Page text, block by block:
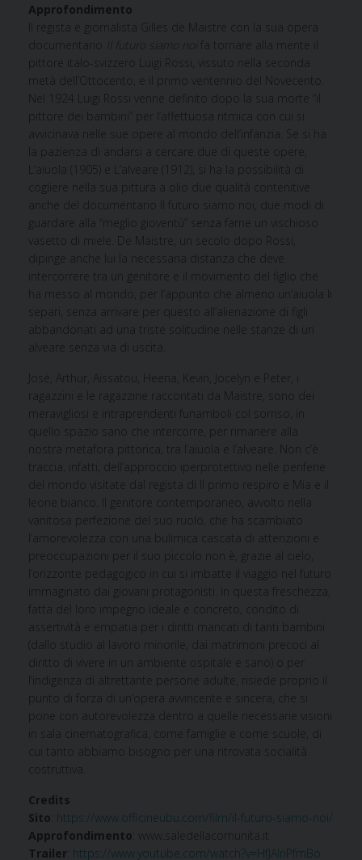
Approfondimento
Il regista e giornalista Gilles de Maistre con la sua opera
documentario
fa tornare alla mente il
pittore italo-svizzero Luigi Rossi, vissuto nella seconda
metà dell’Ottocento, e il primo ventennio del Novecento.
Nel 1924 Luigi Rossi venne definito dopo la sua morte “il
pittore dei bambini” per l’affettuosa ritmica con cui si
avvicinava nelle sue opere al mondo dell’infanzia. Se si ha
la pazienza di andarsi a cercare due di queste opere,
L’aiuola (1905) e L’alveare (1912), si ha la possibilità di
cogliere nella sua pittura a olio due qualità contenitive
anche del documentario Il futuro siamo noi, due modi di
guardare alla “meglio gioventù” senza farne un vischioso
vasetto di miele. De Maistre, un secolo dopo Rossi,
dipinge anche lui la necessaria distanza che deve
intercorrere tra un genitore e il movimento del figlio che
ha messo al mondo, per l’appunto che almeno un’aiuola li
separi, senza arrivare per questo all’alienazione di figli
abbandonati ad una triste solitudine nelle stanze di un
alveare senza via di uscita.
José, Arthur, Aissatou, Heena, Kevin, Jocelyn e Peter, i
ragazzini e le ragazzine raccontati da Maistre, sono dei
meravigliosi e intraprendenti funamboli col sorriso, in
quello spazio sano che intercorre, per rimanere alla
nostra metafora pittorica, tra l’aiuola e l’alveare. Non c’è
traccia, infatti, dell’approccio iperprotettivo nelle periferie
del mondo visitate dal regista di Il primo respiro e Mia e il
leone bianco. Il genitore contemporaneo, avvolto nella
vanitosa perfezione del suo ruolo, che ha scambiato
l’amorevolezza con una bulimica cascata di attenzioni e
preoccupazioni per il suo piccolo non è, grazie al cielo,
l’orizzonte pedagogico in cui si imbatte il viaggio nel futuro
immaginato dai giovani protagonisti. In questa freschezza,
fatta del loro impegno ideale e concreto, condito di
assertività e empatia per i diritti mancati di tanti bambini
(dallo studio al lavoro minorile, dai matrimoni precoci al
diritto di vivere in un ambiente ospitale e sano) o per
l’indigenza di altrettante persone adulte, risiede proprio il
punto di forza di un’opera avvincente e sincera, che si
pone con autorevolezza dentro a quelle necessarie visioni
in sala cinematografica, come famiglie e come scuole, di
cui tanto abbiamo bisogno per una ritrovata socialità
costruttiva.
Credits
Sito https://www.officineubu.com/film/il-futuro-siamo-noi/
Approfondimento : www.saledellacomunita.it
Trailer https://www.youtube.com/watch?v=HfJAlnPfmBo